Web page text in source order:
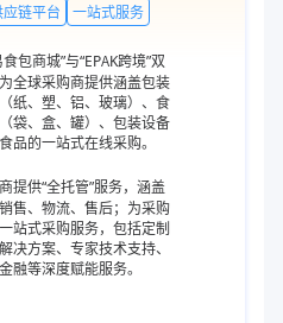
链平台 一站式服务
包商城”与“EPAK跨境”双
全球采购商提供涵盖包装
纸、塑、铝、玻璃）、食
袋、盒、罐）、包装设备
品的一站式在线采购。
提供“全托管”服务，涵盖
售、物流、售后；为采购
站式采购服务，包括定制
决方案、专家技术支持、
融等深度赋能服务。